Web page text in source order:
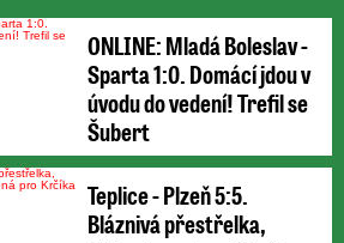
ONLINE: Mladá Boleslav -
Sparta 1:0. Domácí jdou v
úvodu do vedení! Trefil se
Šubert
Teplice - Plzeň 5:5.
Bláznivá přestřelka,